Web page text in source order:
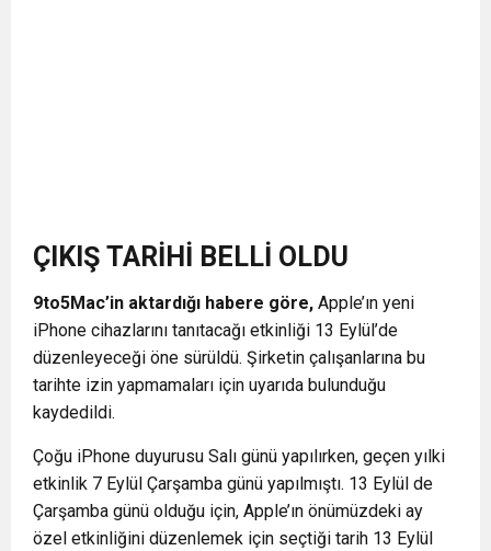
ÇIKIŞ TARİHİ BELLİ OLDU
9to5Mac’in aktardığı habere göre, Apple’ın yeni
iPhone cihazlarını tanıtacağı etkinliği 13 Eylül’de
düzenleyeceği öne sürüldü. Şirketin çalışanlarına bu
tarihte izin yapmamaları için uyarıda bulunduğu
kaydedildi.
Çoğu iPhone duyurusu Salı günü yapılırken, geçen yılki
etkinlik 7 Eylül Çarşamba günü yapılmıştı. 13 Eylül de
Çarşamba günü olduğu için, Apple’ın önümüzdeki ay
özel etkinliğini düzenlemek için seçtiği tarih 13 Eylül